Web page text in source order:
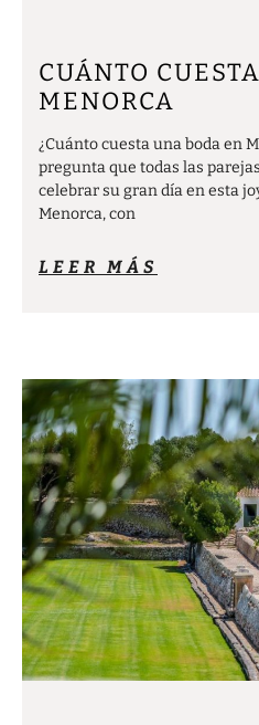
CUÁNTO
MENORCA
¿Cuánto cuesta una boda en
pregunta que todas las
celebrar su gran día en esta
Menorca, con
LEER MÁS